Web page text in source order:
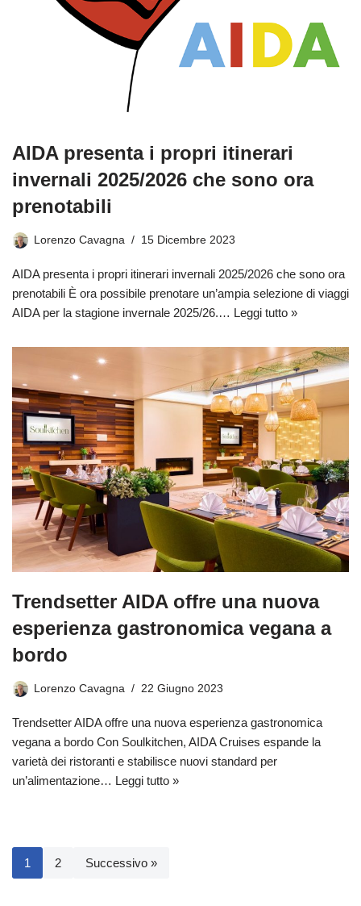
AIDA presenta i propri itinerari
invernali 2025/2026 che sono ora
prenotabili
Lorenzo Cavagna 15 Dicembre 2023
AIDA presenta i propri itinerari invernali 2025/2026 che sono ora
prenotabili È ora possibile prenotare un’ampia selezione di viaggi
AIDA per la stagione invernale 2025/26.… Leggi tutto »
Trendsetter AIDA offre una nuova
esperienza gastronomica vegana a
bordo
Lorenzo Cavagna 22 Giugno 2023
Trendsetter AIDA offre una nuova esperienza gastronomica
vegana a bordo Con Soulkitchen, AIDA Cruises espande la
varietà dei ristoranti e stabilisce nuovi standard per
un’alimentazione… Leggi tutto »
1 2 Successivo »